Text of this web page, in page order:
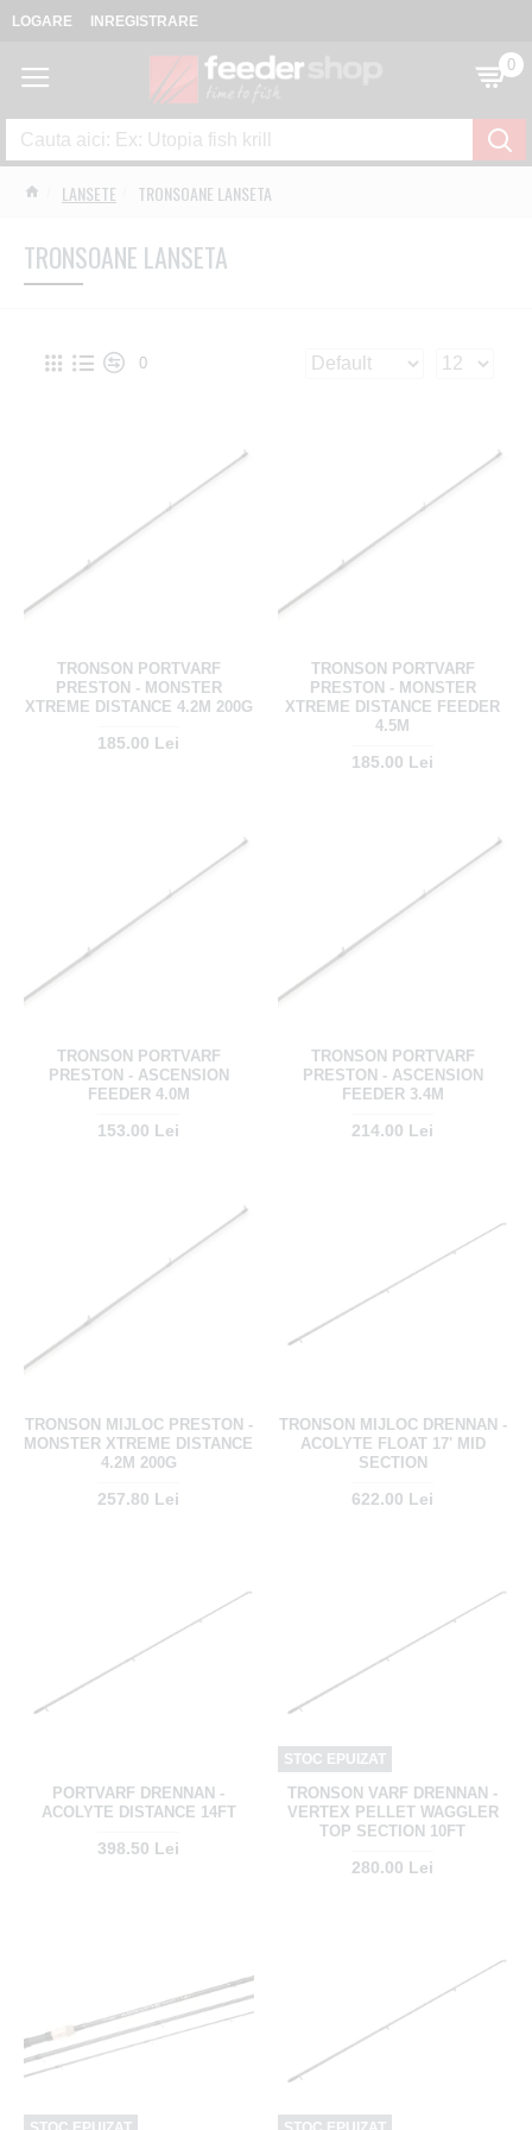
LOGARE INREGISTRARE
0
LANSETE TRONSOANE LANSETA
TRONSOANE LANSETA
0
TRONSON PORTVARF
PRESTON - MONSTER
XTREME DISTANCE 4.2M 200G
185.00 Lei
TRONSON PORTVARF
PRESTON - MONSTER
XTREME DISTANCE FEEDER
4.5M
185.00 Lei
TRONSON PORTVARF
PRESTON - ASCENSION
FEEDER 4.0M
153.00 Lei
TRONSON PORTVARF
PRESTON - ASCENSION
FEEDER 3.4M
214.00 Lei
TRONSON MIJLOC PRESTON -
MONSTER XTREME DISTANCE
4.2M 200G
257.80 Lei
TRONSON MIJLOC DRENNAN -
ACOLYTE FLOAT 17' MID
SECTION
622.00 Lei
PORTVARF DRENNAN -
ACOLYTE DISTANCE 14FT
398.50 Lei
STOC EPUIZAT
TRONSON VARF DRENNAN -
VERTEX PELLET WAGGLER
TOP SECTION 10FT
280.00 Lei